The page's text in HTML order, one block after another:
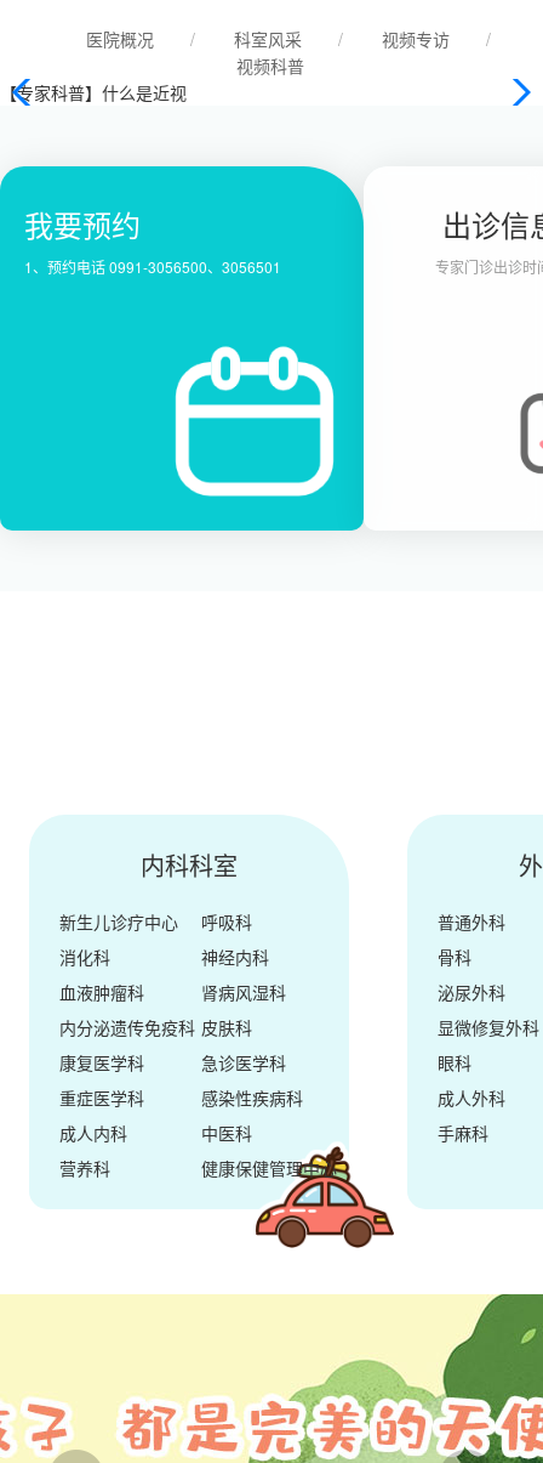
医院概况 / 科室风采 / 视频专访
/
视频科普
【专家科普】什么是近视
我要预约
1、预约电话 0991-3056500、3056501
出诊信
专家门诊出诊时
内科科室
新生儿诊疗中心
呼吸科
消化科
神经内科
血液肿瘤科
肾病风湿科
内分泌遗传免疫科 皮肤科
康复医学科
急诊医学科
重症医学科
感染性疾病科
成人内科
中医科
营养科
健康保健管理中心
普通外科
骨科
泌尿外科
显微修复外科
眼科
成人外科
手麻科